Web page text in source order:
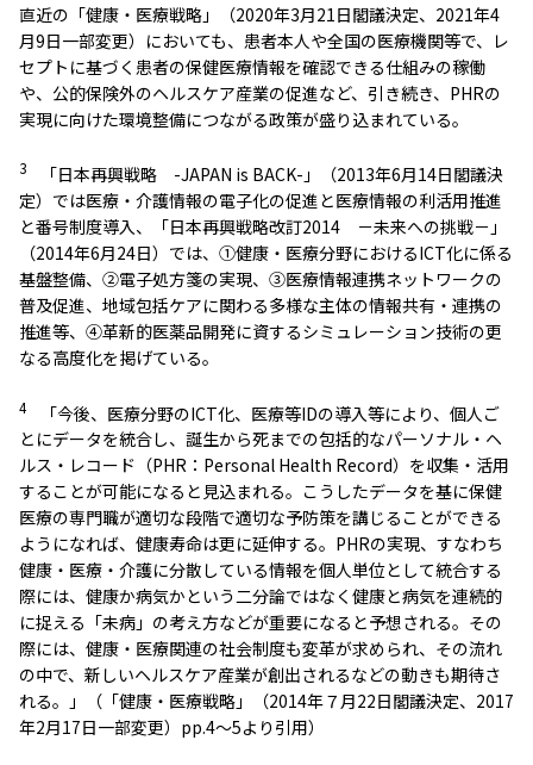
直近の「健康・医療戦略」（2020年3月21日閣議決定、2021年4
月9日一部変更）においても、患者本人や全国の医療機関等で、レ
セプトに基づく患者の保健医療情報を確認できる仕組みの稼働
や、公的保険外のヘルスケア産業の促進など、引き続き、PHRの
実現に向けた環境整備につながる政策が盛り込まれている。
3
「日本再興戦略 -JAPAN is BACK-」（2013年6月14日閣議決
定）では医療・介護情報の電子化の促進と医療情報の利活用推進
と番号制度導入、「日本再興戦略改訂2014 －未来への挑戦－」
（2014年6月24日）では、①健康・医療分野におけるICT化に係る
基盤整備、②電子処方箋の実現、③医療情報連携ネットワークの
普及促進、地域包括ケアに関わる多様な主体の情報共有・連携の
推進等、④革新的医薬品開発に資するシミュレーション技術の更
なる高度化を掲げている。
4
「今後、医療分野のICT化、医療等IDの導入等により、個人ご
とにデータを統合し、誕生から死までの包括的なパーソナル・ヘ
ルス・レコード（PHR：Personal Health Record）を収集・活用
することが可能になると見込まれる。こうしたデータを基に保健
医療の専門職が適切な段階で適切な予防策を講じることができる
ようになれば、健康寿命は更に延伸する。PHRの実現、すなわち
健康・医療・介護に分散している情報を個人単位として統合する
際には、健康か病気かという二分論ではなく健康と病気を連続的
に捉える「未病」の考え方などが重要になると予想される。その
際には、健康・医療関連の社会制度も変革が求められ、その流れ
の中で、新しいヘルスケア産業が創出されるなどの動きも期待さ
れる。」（「健康・医療戦略」（2014年７月22日閣議決定、2017
年2月17日一部変更）pp.4～5より引用）